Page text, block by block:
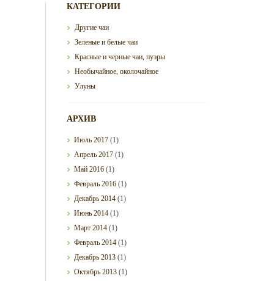
КАТЕГОРИИ
Другие чаи
Зеленые и белые чаи
Красные и черные чаи, пуэры
Необычайное, околочайное
Улуны
АРХИВ
Июль2017 (1)
Апрель2017 (1)
Май2016 (1)
Февраль2016 (1)
Декабрь2014 (1)
Июнь2014 (1)
Март2014 (1)
Февраль2014 (1)
Декабрь2013 (1)
Октябрь2013 (1)